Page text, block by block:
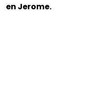
en Jerome.